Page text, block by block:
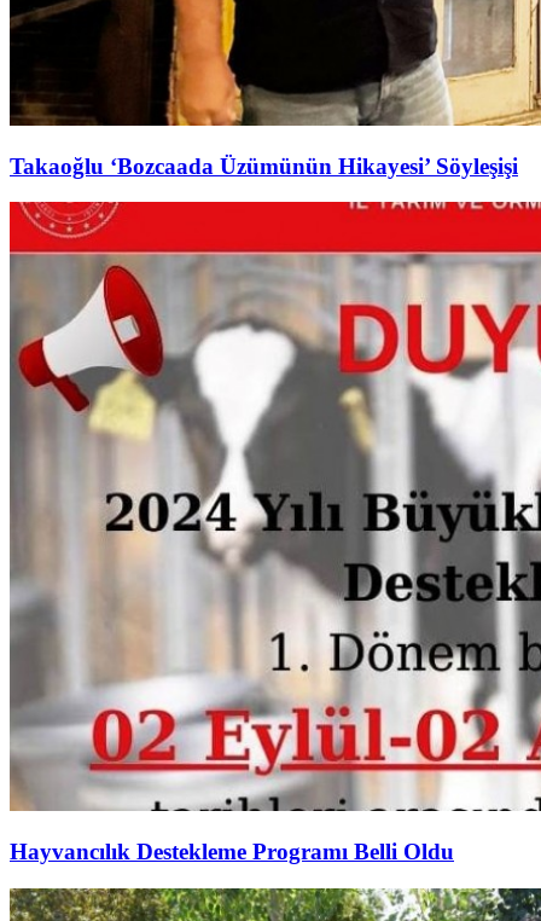
Takaoğlu ‘Bozcaada Üzümünün Hikayesi’ Söyleşişi
Hayvancılık Destekleme Programı Belli Oldu